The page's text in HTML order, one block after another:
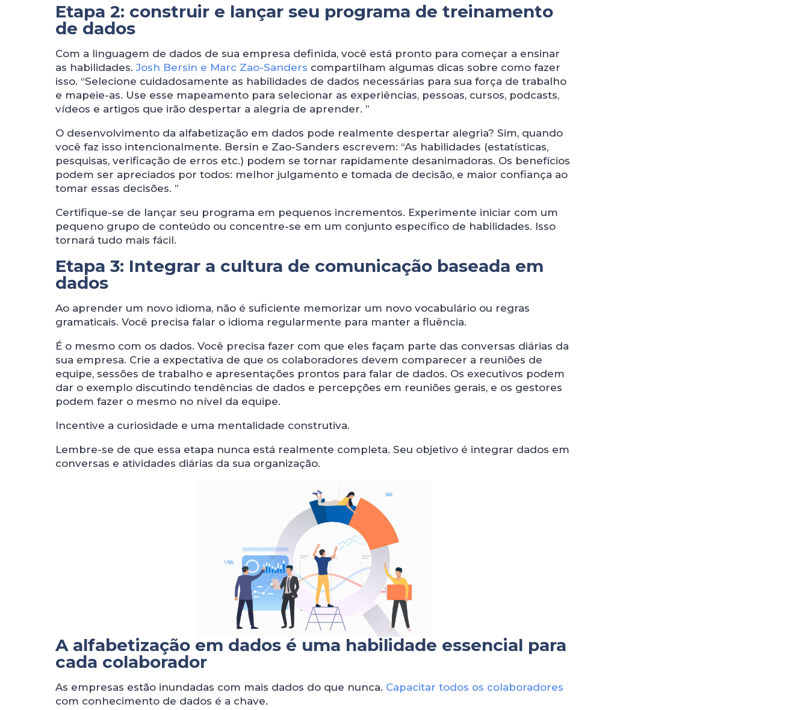
Etapa 2: construir e lançar seu programa de treinamento
de dados
Com a linguagem de dados de sua empresa definida, você está pronto para começar a ensinar
as habilidades.Josh Bersin e Marc Zao-Sanders compartilham algumas dicas sobre como fazer
isso. “Selecione cuidadosamente as habilidades de dados necessárias para sua força de trabalho
e mapeie-as. Use esse mapeamento para selecionar as experiências, pessoas, cursos, podcasts,
vídeos e artigos que irão despertar a alegria de aprender. ”
O desenvolvimento da alfabetização em dados pode realmente despertar alegria? Sim, quando
você faz isso intencionalmente. Bersin e Zao-Sanders escrevem: “As habilidades (estatísticas,
pesquisas, verificação de erros etc.) podem se tornar rapidamente desanimadoras. Os benefícios
podem ser apreciados por todos: melhor julgamento e tomada de decisão, e maior confiança ao
tomar essas decisões. ”
Certifique-se de lançar seu programa em pequenos incrementos. Experimente iniciar com um
pequeno grupo de conteúdo ou concentre-se em um conjunto específico de habilidades. Isso
tornará tudo mais fácil.
Etapa 3: Integrar a cultura de comunicação baseada em
dados
Ao aprender um novo idioma, não é suficiente memorizar um novo vocabulário ou regras
gramaticais. Você precisa falar o idioma regularmente para manter a fluência.
É o mesmo com os dados. Você precisa fazer com que eles façam parte das conversas diárias da
sua empresa. Crie a expectativa de que os colaboradores devem comparecer a reuniões de
equipe, sessões de trabalho e apresentações prontos para falar de dados. Os executivos podem
dar o exemplo discutindo tendências de dados e percepções em reuniões gerais, e os gestores
podem fazer o mesmo no nível da equipe.
Incentive a curiosidade e uma mentalidade construtiva.
Lembre-se de que essa etapa nunca está realmente completa. Seu objetivo é integrar dados em
conversas e atividades diárias da sua organização.
A alfabetização em dados é uma habilidade essencial para
cada colaborador
As empresas estão inundadas com mais dados do que nunca. Capacitar todos os colaboradores
com conhecimento de dados é a chave.